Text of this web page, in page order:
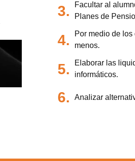
3.
Facultar al
Planes de
4.
Por medio de
menos.
5.
Elaborar las
informáticos.
6. Analizar